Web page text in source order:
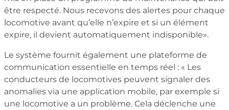
être respecté. Nous recevons des alertes pour chaque
locomotive avant qu’elle n’expire et si un élément
expire, il devient automatiquement indisponible».
Le système fournit également une plateforme de
communication essentielle en temps réel : « Les
conducteurs de locomotives peuvent signaler des
anomalies via une application mobile, par exemple si
une locomotive a un problème. Cela déclenche une